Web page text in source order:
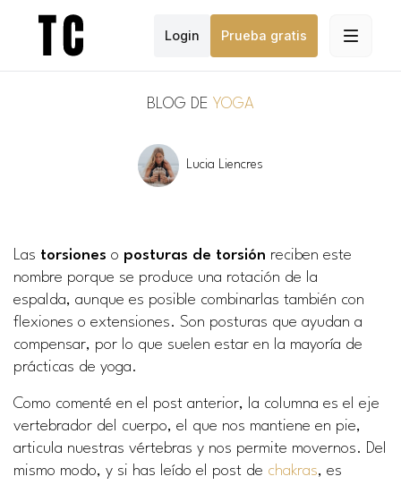
Login Prueba gratis
BLOG DE YOGA
Lucia Liencres
Las torsiones o posturas de torsión reciben este
nombre porque se produce una rotación de la
espalda, aunque es posible combinarlas también con
flexiones o extensiones. Son posturas que ayudan a
compensar, por lo que suelen estar en la mayoría de
prácticas de yoga.
Como comenté en el post anterior, la columna es el eje
vertebrador del cuerpo, el que nos mantiene en pie,
articula nuestras vértebras y nos permite movernos. Del
mismo modo, y si has leído el post de chakras, es